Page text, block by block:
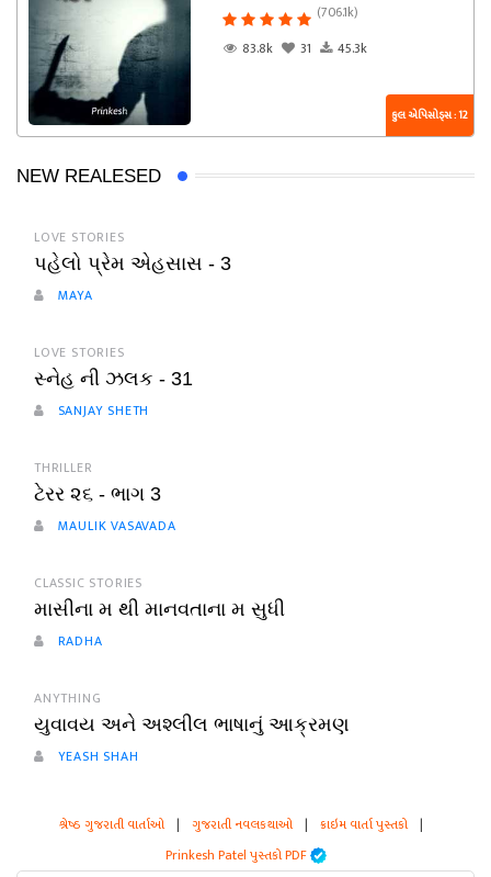
(706.1k)
83.8k
31 45.3k
કુલ એપિસોડ્સ : 12
NEW REALESED
LOVE STORIES
પહેલો પ્રેમ એહસાસ - 3
MAYA
LOVE STORIES
સ્નેહ ની ઝલક - 31
SANJAY SHETH
THRILLER
ટેરર ૨૬ - ભાગ 3
MAULIK VASAVADA
CLASSIC STORIES
માસીના મ થી માનવતાના મ સુધી
RADHA
ANYTHING
યુવાવય અને અશ્લીલ ભાષાનું આક્રમણ
YEASH SHAH
શ્રેષ્ઠ ગુજરાતી વાર્તાઓ | ગુજરાતી નવલકથાઓ | ક્રાઇમ વાર્તા પુસ્તકો |
Prinkesh Patel પુસ્તકો PDF